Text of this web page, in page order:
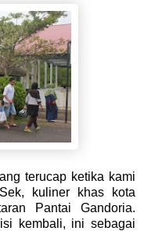
terucap ketika kami
kuliner khas kota
Pantai Gandoria.
kembali, ini sebagai